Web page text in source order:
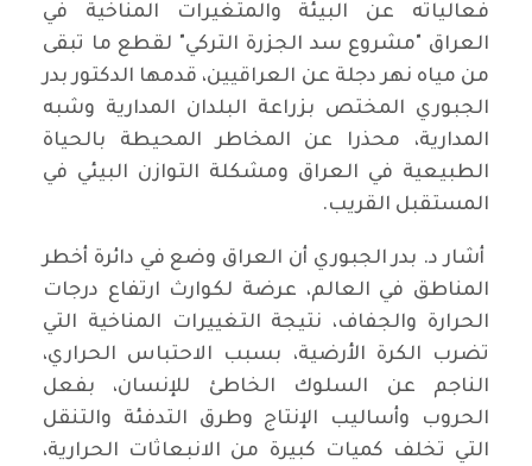
فعالياته عن البيئة والمتغيرات المناخية في
العراق "مشروع سد الجزرة التركي" لقطع ما تبقى
من مياه نهر دجلة عن العراقيين، قدمها الدكتور بدر
الجبوري المختص بزراعة البلدان المدارية وشبه
المدارية، محذرا عن المخاطر المحيطة بالحياة
الطبيعية في العراق ومشكلة التوازن البيئي في
المستقبل القريب.
أشار د. بدر الجبوري أن العراق وضع في دائرة أخطر
المناطق في العالم، عرضة لكوارث ارتفاع درجات
الحرارة والجفاف، نتيجة التغييرات المناخية التي
تضرب الكرة الأرضية، بسبب الاحتباس الحراري،
الناجم عن السلوك الخاطئ للإنسان، بفعل
الحروب وأساليب الإنتاج وطرق التدفئة والتنقل
التي تخلف كميات كبيرة من الانبعاثات الحرارية،